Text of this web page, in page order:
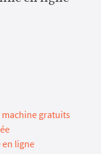
gratuits
ligne